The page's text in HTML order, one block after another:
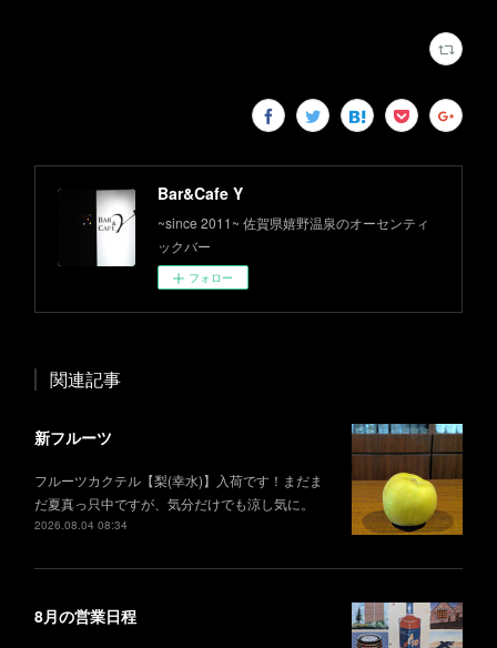
Bar&Cafe Y
~since 2011~ 佐賀県嬉野温泉のオーセンティ
ックバー
フォロー
関連記事
新フルーツ
フルーツカクテル【梨(幸水)】入荷です！まだま
だ夏真っ只中ですが、気分だけでも涼し気に。
2026.08.04 08:34
8月の営業日程